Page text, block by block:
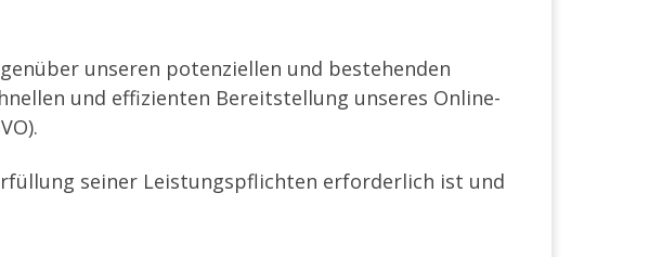
unseren potenziellen und bestehenden
und effizienten Bereitstellung unseres Online-
seiner Leistungspflichten erforderlich ist und